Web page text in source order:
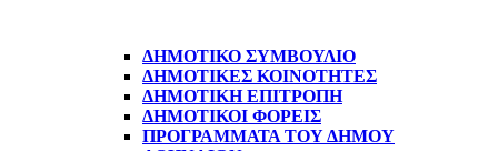
ΔΗΜΟΤΙΚΌ ΣΥΜΒΟΎΛΙΟ
ΔΗΜΟΤΙΚΈΣ ΚΟΙΝΌΤΗΤΕΣ
ΔΗΜΟΤΙΚΉ ΕΠΙΤΡΟΠΉ
ΔΗΜΟΤΙΚΟΊ ΦΟΡΕΊΣ
ΠΡΟΓΡΆΜΜΑΤΑ ΤΟΥ ΔΉΜΟΥ